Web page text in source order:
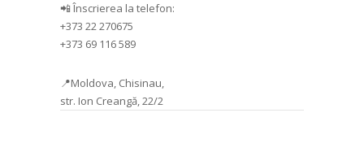
📲 Înscrierea la telefon:
+373 22 270675
+373 69 116 589
📍Moldova, Chisinau,
str. Ion Creangă, 22/2